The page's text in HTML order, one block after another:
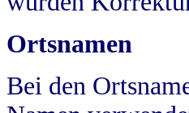
Ortsnamen
Bei den